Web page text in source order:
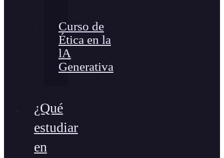
Curso de
Ética en la
lA
Generativa
¿Qué
estudiar
en